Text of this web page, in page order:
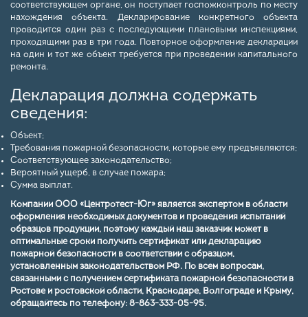
соответствующем органе, он поступает госпожконтроль по месту
нахождения объекта. Декларирование конкретного объекта
проводится один раз с последующими плановыми инспекциями,
проходящими раз в три года. Повторное оформление декларации
на один и тот же объект требуется при проведении капитального
ремонта.
Декларация должна содержать
сведения:
Объект;
Требования пожарной безопасности, которые ему предъявляются;
Соответствующее законодательство;
Вероятный ущерб, в случае пожара;
Сумма выплат.
Компании ООО «Центротест-Юг» является экспертом в области
оформления необходимых документов и проведения испытаний
образцов продукции, поэтому каждый наш заказчик может в
оптимальные сроки получить сертификат или декларацию
пожарной безопасности в соответствии с образцом,
установленным законодательством РФ. По всем вопросам,
связанными с получением сертификата пожарной безопасности в
Ростове и ростовской области, Краснодаре, Волгограде и Крыму,
обращайтесь по телефону: 8-863-333-05-95.